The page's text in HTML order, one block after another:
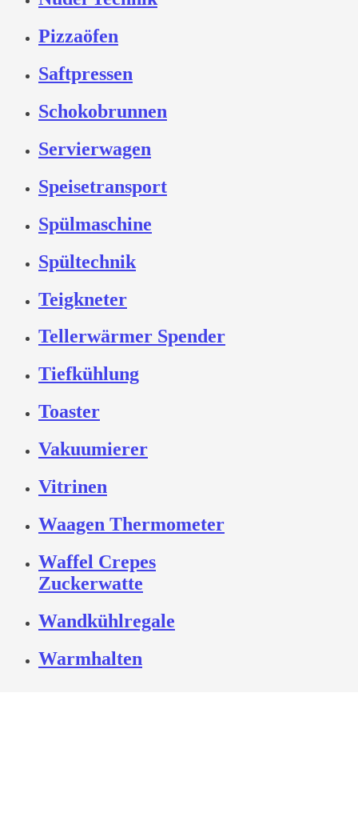
Pizzaöfen
Saftpressen
Schokobrunnen
Servierwagen
Speisetransport
Spülmaschine
Spültechnik
Teigkneter
Tellerwärmer Spender
Tiefkühlung
Toaster
Vakuumierer
Vitrinen
Waagen Thermometer
Waffel Crepes
Zuckerwatte
Wandkühlregale
Warmhalten